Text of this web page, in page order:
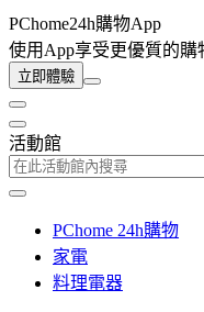
PChome24h購物App
使用App享受更優質的購
立即體驗
活動館
PChome 24h購物
家電
料理電器